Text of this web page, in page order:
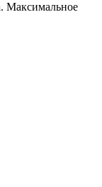
Максимальное